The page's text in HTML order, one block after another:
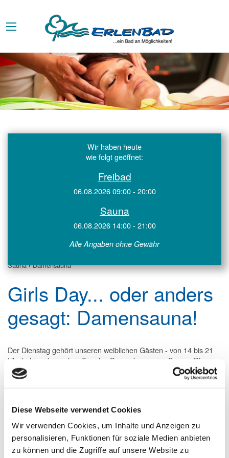
Diese Webseite verwendet Cookies
Wir verwenden Cookies, um Inhalte und Anzeigen zu
personalisieren, Funktionen für soziale Medien anbieten
zu können und die Zugriffe auf unsere Website zu
Wir haben heute
wie folgt geöffnet:
Freibad
06.08.2026 09:00 - 20:00
Sauna
06.08.2026 14:00 - 21:00
Alle Angaben ohne Gewähr
Sauna›Damensauna
Girls Day... oder anders
gesagt: Damensauna!
Der Dienstag gehört unseren weiblichen Gästen - von 14 bis 21
Uhr haben sie an dem Tag das Sagen in unserer Sauna. Die
Damen bleiben nämlich einmal die Woche lieber unter sich.
Manche Frauen nutzen das, um einfach für sich alleine mal einen
friends forever) mit, um mal wieder richtig zu quatschen, zu
Egal wie, die Atmosphäre ist auf jeden Fall besonders und jede
des weiblichen Geschlechts - egal welchen Alters - ist eingeladen,